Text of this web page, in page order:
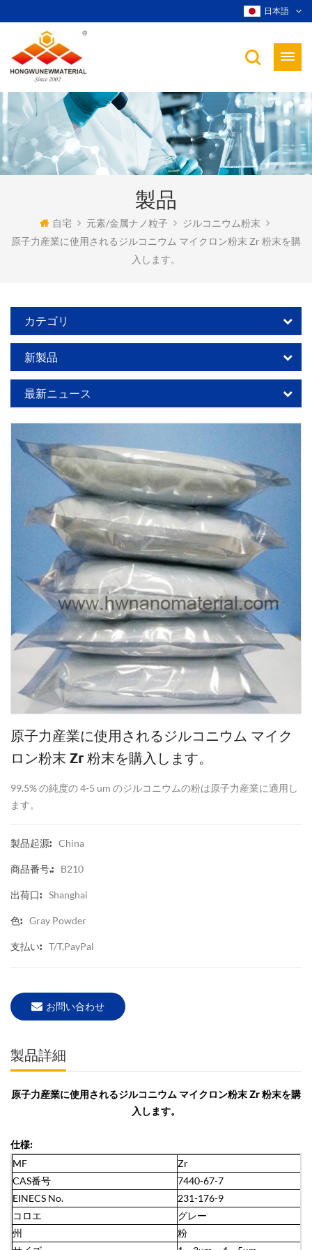
日本語
製品
自宅 元素/金属ナノ粒子
ジルコニウム粉末
原子力産業に使用されるジルコニウム マイクロン粉末 Zr 粉末を購
入します。
カテゴリ
新製品
最新ニュース
原子力産業に使用されるジルコニウム マイク
ロン粉末 Zr 粉末を購入します。
99.5% の純度の 4-5 um のジルコニウムの粉は原子力産業に適用し
ます。
製品起源: China
商品番号.: B210
出荷口: Shanghai
色: Gray Powder
支払い: T/T,PayPal
お問い合わせ
製品詳細
原子力産業に使用されるジルコニウム マイクロン粉末 Zr 粉末を購
入します。
仕様:
MF
Zr
CAS番号
7440-67-7
EINECS No.
231-176-9
コロエ
グレー
州
粉